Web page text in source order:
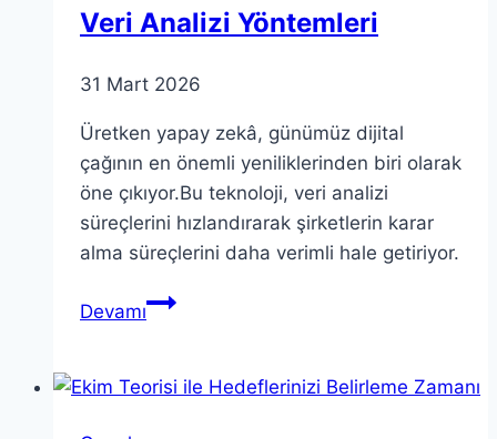
Veri Analizi Yöntemleri
31 Mart 2026
Üretken yapay zekâ, günümüz dijital
çağının en önemli yeniliklerinden biri olarak
öne çıkıyor.Bu teknoloji, veri analizi
süreçlerini hızlandırarak şirketlerin karar
alma süreçlerini daha verimli hale getiriyor.
DevamıÜretken
ile